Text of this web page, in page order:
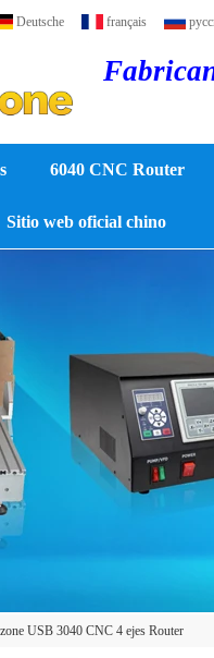
Deutsche français
6040 CNC Router
Sitio web oficial chino
USB 3040 CNC 4 ejes Router